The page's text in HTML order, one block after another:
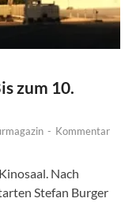
zum 10.
- Kommentar
Nach
Stefan Burger